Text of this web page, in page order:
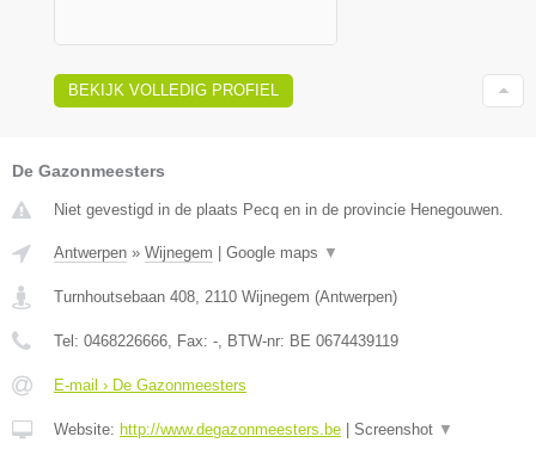
BEKIJK VOLLEDIG PROFIEL
De Gazonmeesters
Niet gevestigd in de plaats Pecq en in de provincie Henegouwen.
Antwerpen » Wijnegem Google maps ▼
Turnhoutsebaan 408 2110 Wijnegem (Antwerpen)
Tel: 0468226666 , Fax: - , BTW-nr: BE 0674439119
E-mail › De Gazonmeesters
Website: http://www.degazonmeesters.be Screenshot ▼